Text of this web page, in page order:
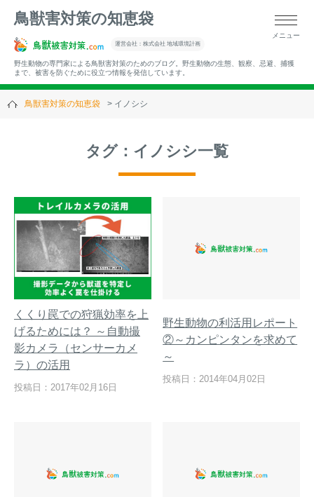
鳥獣害対策の知恵袋
運営会社：株式会社 地域環境計画
野生動物の専門家による鳥獣害対策のためのブログ。野生動物の生態、観察、忌避、捕獲
まで、被害を防ぐために役立つ情報を発信しています。
メニュー
▼キーワードから記事を探す
熊出没地域の対策法！安全な
ハクビシン対策の決定版「ハ
メルマガ登録 お役立ち資料
鳥獣害対策の知恵袋 イノシシ
タグ：イノシシ一覧
くくり罠での狩猟効率を上
げるためには？ ～自動撮
影カメラ（センサーカメ
ラ）の活用
投稿日：2017年02月16日
野生動物の利活用レポート
②～カンピンタンを求めて
～
投稿日：2014年04月02日